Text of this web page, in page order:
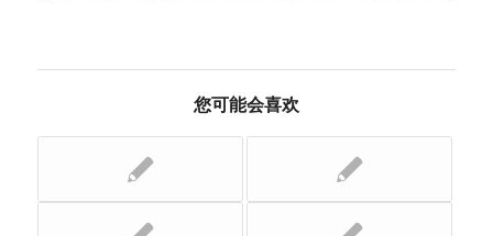
您可能会喜欢